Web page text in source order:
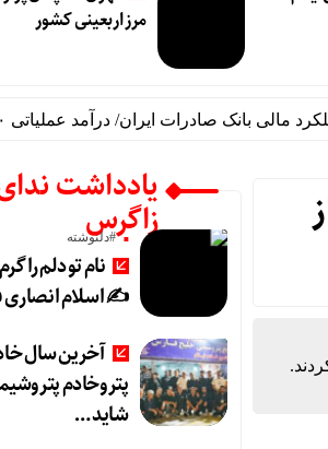
مرز اربعینی کشور
صادرات ایران/ درآمد عملیاتی ۸۰ درصد رشد کرد
یادداشت
زاگرس
#دلنوشته
نام تو دلم را
✍️ اسلام انصاری
آخرین سال
پتروخادم
شاید …